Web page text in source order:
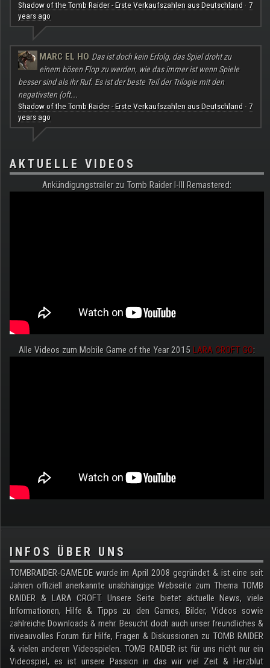
Shadow of the Tomb Raider - Erste Verkaufszahlen aus Deutschland · 7
years ago
MARC EL HO Das ist doch kein Erfolg, das Spiel droht zu
einem bösen Flop zu werden, wie das immer ist wenn Spiele
besser sind als ihr Ruf. Es ist der beste Teil der Trilogie mit den
negativsten (oft...
Shadow of the Tomb Raider - Erste Verkaufszahlen aus Deutschland · 7
years ago
AKTUELLE VIDEOS
Ankündigungstrailer zu Tomb Raider I-III Remastered:
Alle Videos zum Mobile Game of the Year 2015 LARA CROFT GO:
.
INFOS ÜBER UNS
TOMBRAIDER-GAME.DE wurde im April 2008 gegründet & ist eine seit
Jahren offiziell anerkannte unabhängige Webseite zum Thema TOMB
RAIDER & LARA CROFT. Unsere Seite bietet aktuelle News, viele
Informationen, Hilfe & Tipps zu den Games, Bilder, Videos sowie
zahlreiche Downloads & mehr. Besucht doch auch unser freundliches &
niveauvolles Forum für Hilfe, Fragen & Diskussionen zu TOMB RAIDER
& vielen anderen Videospielen. TOMB RAIDER ist für uns nicht nur ein
Videospiel, es ist unsere Passion in das wir viel Zeit & Herzblut